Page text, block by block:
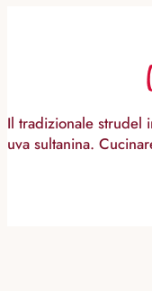
Il tradizionale strudel
uva sultanina.